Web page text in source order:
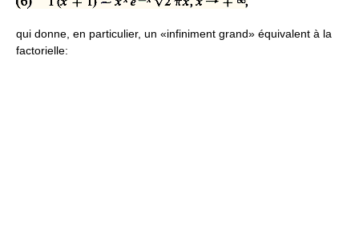
qui donne, en particulier, un «infiniment grand» équivalent à la
factorielle: